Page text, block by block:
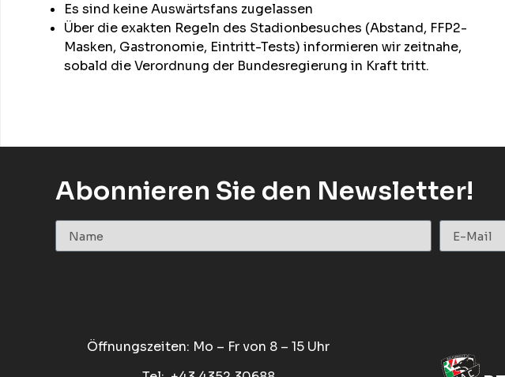
Es sind keine Auswärtsfans zugelassen
Über die exakten Regeln des Stadionbesuches (Abstand, FFP2-
Masken, Gastronomie, Eintritt-Tests) informieren wir zeitnahe,
sobald die Verordnung der Bundesregierung in Kraft tritt.
Abonnieren Sie den Newsletter!
Öffnungszeiten: Mo – Fr von 8 – 15 Uhr